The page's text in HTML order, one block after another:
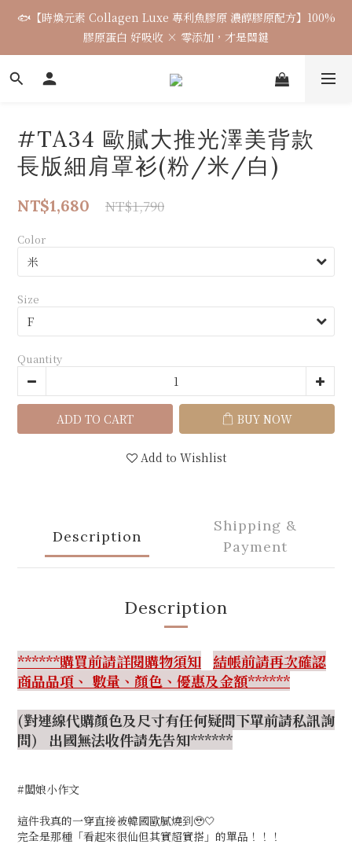
🌈七月涼感韓貨新品連線 已收單🌈 全力追加出貨中
🐟【時煥元素 Collagen Luxe 專利魚膠原 濃醇膠原配方】100%
膠原蛋白 好吸收 × 零添加，才是關鍵
7月飾品連線 ✨ 7/16-7/26
🌈七月涼感韓貨新品連線 已收單🌈 全力追加出貨中
#TA34 歐膩大推光澤美背款
長版細肩罩衫(粉/米/白)
NT$1,680 NT$1,790
Color
Size
Quantity
ADD TO CART BUY NOW
Add to Wishlist
Description
Shipping &
Payment
Description
******購買前請詳閱購物須知
結帳前請再次確認
商品品項、 數量、顏色、優惠及金額******
(對連線代購顏色及尺寸有任何疑問下單前請私訊詢
問) 出國無法收件請先告知******
#闆娘小作文
這件我真的一穿直接被韓國歐膩燒到🥹🤍
完全是那種「看起來很仙但其實超實搭」的單品！！！